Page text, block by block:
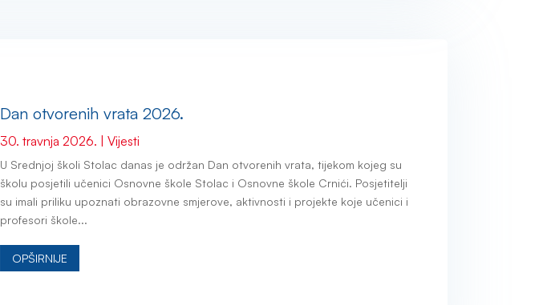
Dan otvorenih vrata 2026.
30. travnja 2026. |Vijesti
U Srednjoj školi Stolac danas je održan Dan otvorenih vrata, tijekom kojeg su
školu posjetili učenici Osnovne škole Stolac i Osnovne škole Crnići. Posjetitelji
su imali priliku upoznati obrazovne smjerove, aktivnosti i projekte koje učenici i
profesori škole...
OPŠIRNIJE